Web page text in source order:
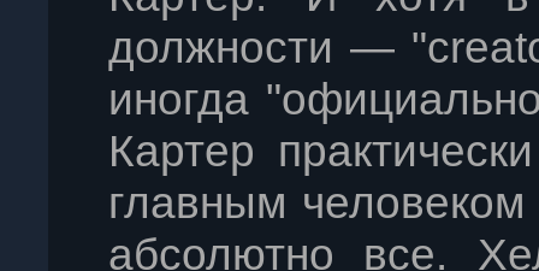
должности —
иногда
Картер
главным
абсолютно все.